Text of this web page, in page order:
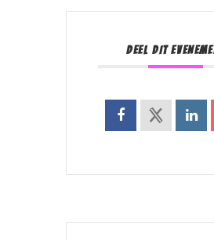
DEEL DIT